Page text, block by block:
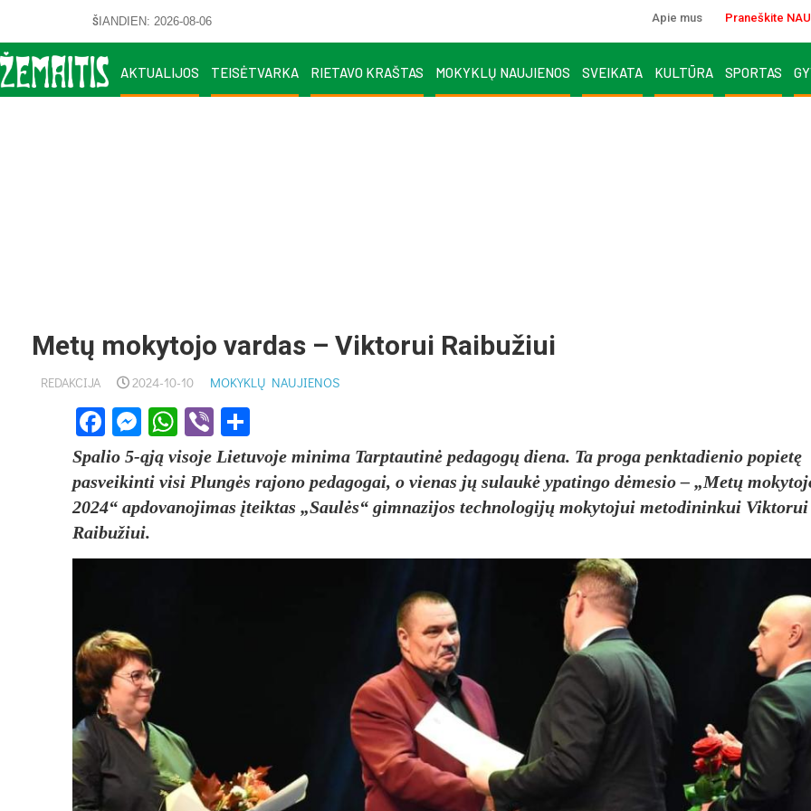
ŠIANDIEN: 2026-08-06 Apie mus Praneškite
AKTUALIJOS TEISĖTVARKA RIETAVO KRAŠTAS MOKYKLŲ NAUJIENOS SVEIKATA KULTŪRA SPORTAS
Metų mokytojo vardas – Viktorui Raibužiui
REDAKCIJA 2024-10-10 MOKYKLŲ NAUJIENOS
Facebook
Messenger
WhatsApp
Viber
Spalio 5-ąją visoje Lietuvoje minima Tarptautinė pedagogų diena. Ta proga penktadienio popietę
pasveikinti visi Plungės rajono pedagogai, o vienas jų sulaukė ypatingo dėmesio – „Metų
2024“ apdovanojimas įteiktas „Saulės“ gimnazijos technologijų mokytojui metodininkui Viktorui
Raibužiui.